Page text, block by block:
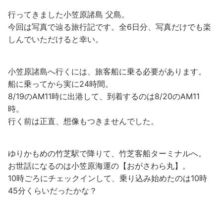
行ってきました小笠原諸島 父島。
今回は写真で辿る旅行記です。全6日分、写真だけでも楽
しんでいただけると幸い。
小笠原諸島へ行くには、旅客船に乗る必要があります。
船に乗ってから実に24時間。
8/19のAM11時に出港して、到着するのは8/20のAM11
時。
行く前は正直、想像もつきませんでした。
ゆりかもめの竹芝駅で降りて、竹芝客船ターミナルへ。
お世話になるのは小笠原海運の【おがさわら丸】。
10時ごろにチェックインして、乗り込み始めたのは10時
45分くらいだったかな？